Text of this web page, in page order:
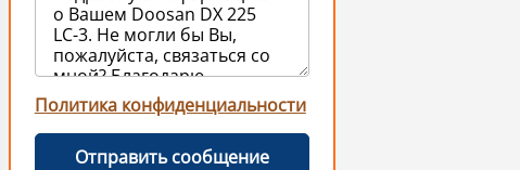
Политика конфиденциальности
Отправить сообщение